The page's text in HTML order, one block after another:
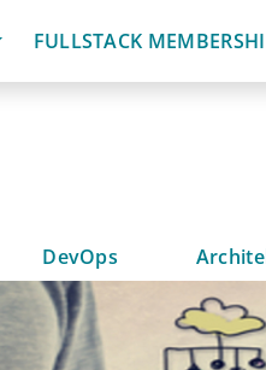
FULLSTACK
DevOps